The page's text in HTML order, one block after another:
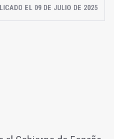
EL 09 DE JULIO DE 2025